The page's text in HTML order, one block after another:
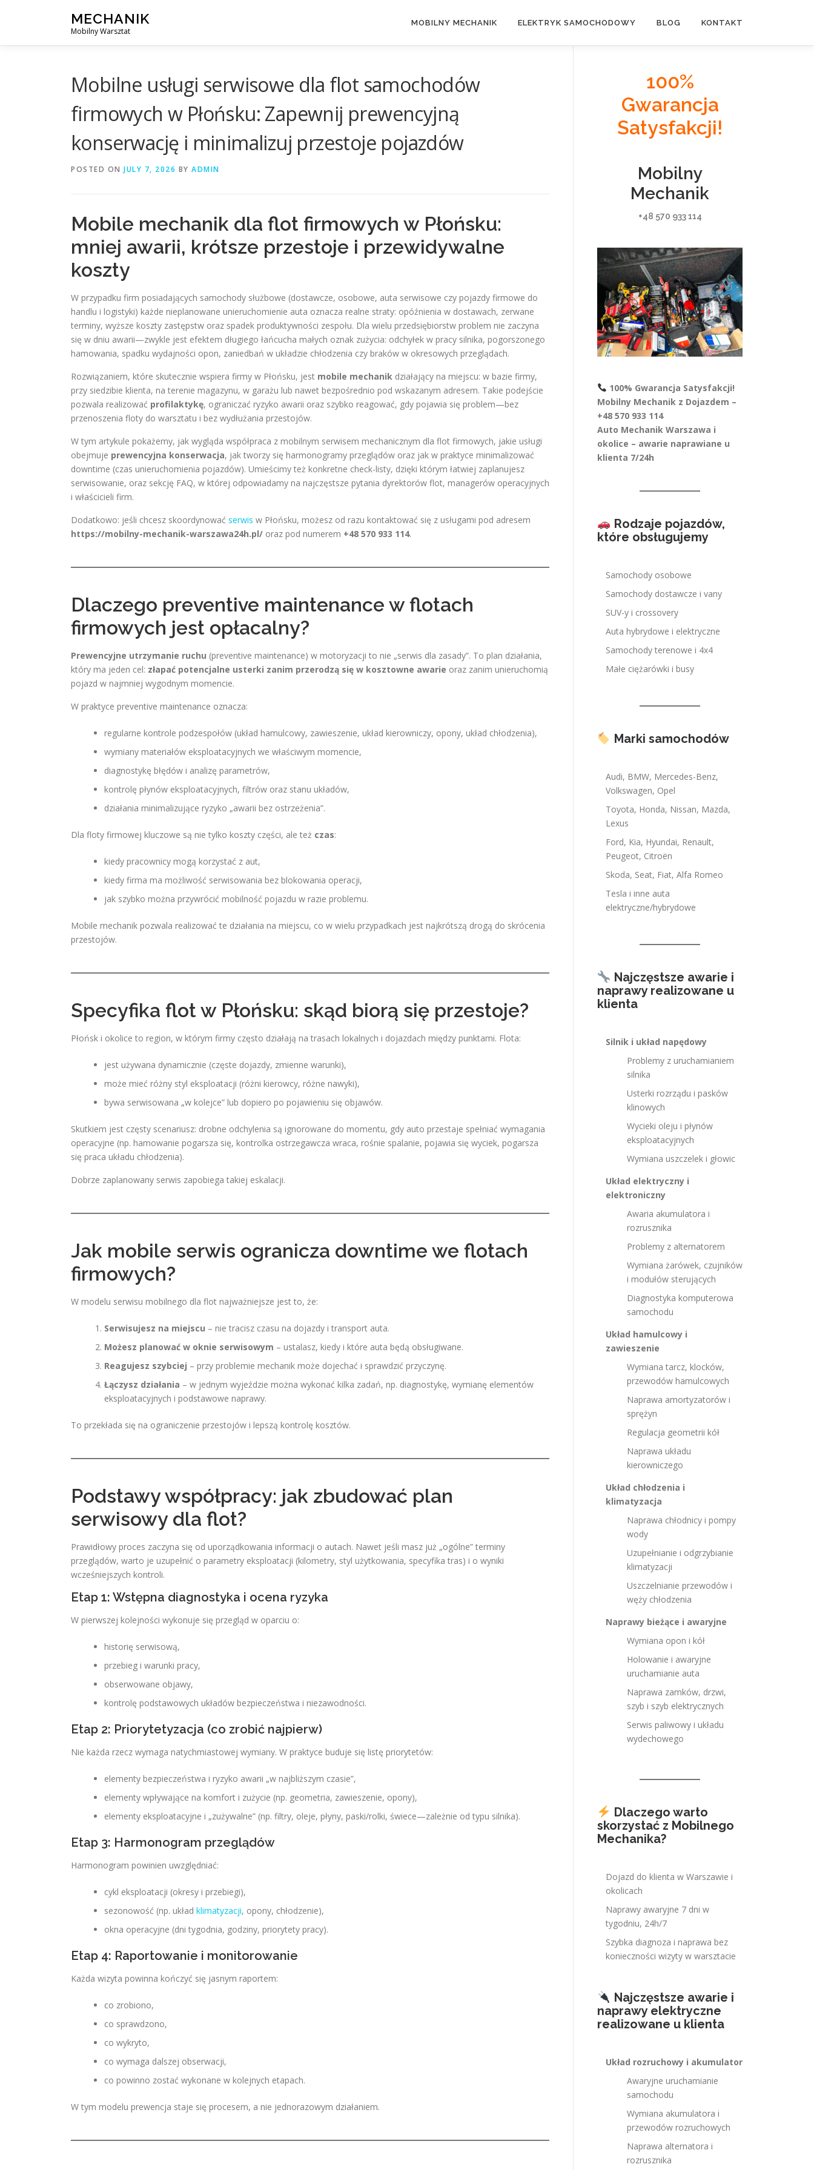
MECHANIK
Mobilny Warsztat
MOBILNY MECHANIK ELEKTRYK SAMOCHODOWY BLOG KONTAKT
Mobilne usługi serwisowe dla flot samochodów
firmowych w Płońsku: Zapewnij prewencyjną
konserwację i minimalizuj przestoje pojazdów
POSTED ON JULY 7, 2026 BY ADMIN
Mobile mechanik dla flot firmowych w Płońsku:
mniej awarii, krótsze przestoje i przewidywalne
koszty
W przypadku firm posiadających samochody służbowe (dostawcze, osobowe, auta serwisowe czy pojazdy firmowe do
handlu i logistyki) każde nieplanowane unieruchomienie auta oznacza realne straty: opóźnienia w dostawach, zerwane
terminy, wyższe koszty zastępstw oraz spadek produktywności zespołu. Dla wielu przedsiębiorstw problem nie zaczyna
się w dniu awarii—zwykle jest efektem długiego łańcucha małych oznak zużycia: odchyłek w pracy silnika, pogorszonego
hamowania, spadku wydajności opon, zaniedbań w układzie chłodzenia czy braków w okresowych przeglądach.
Rozwiązaniem, które skutecznie wspiera firmy w Płońsku, jest mobile mechanik działający na miejscu: w bazie firmy,
przy siedzibie klienta, na terenie magazynu, w garażu lub nawet bezpośrednio pod wskazanym adresem. Takie podejście
pozwala realizować profilaktykę, ograniczać ryzyko awarii oraz szybko reagować, gdy pojawia się problem—bez
przenoszenia floty do warsztatu i bez wydłużania przestojów.
W tym artykule pokażemy, jak wygląda współpraca z mobilnym serwisem mechanicznym dla flot firmowych, jakie usługi
obejmuje prewencyjna konserwacja, jak tworzy się harmonogramy przeglądów oraz jak w praktyce minimalizować
downtime (czas unieruchomienia pojazdów). Umieścimy też konkretne check-listy, dzięki którym łatwiej zaplanujesz
serwisowanie, oraz sekcję FAQ, w której odpowiadamy na najczęstsze pytania dyrektorów flot, managerów operacyjnych
i właścicieli firm.
Dodatkowo: jeśli chcesz skoordynować serwis w Płońsku, możesz od razu kontaktować się z usługami pod adresem
https://mobilny-mechanik-warszawa24h.pl/ oraz pod numerem +48 570 933 114.
Dlaczego preventive maintenance w flotach
firmowych jest opłacalny?
Prewencyjne utrzymanie ruchu (preventive maintenance) w motoryzacji to nie „serwis dla zasady”. To plan działania,
który ma jeden cel: złapać potencjalne usterki zanim przerodzą się w kosztowne awarie oraz zanim unieruchomią
pojazd w najmniej wygodnym momencie.
W praktyce preventive maintenance oznacza:
regularne kontrole podzespołów (układ hamulcowy, zawieszenie, układ kierowniczy, opony, układ chłodzenia),
wymiany materiałów eksploatacyjnych we właściwym momencie,
diagnostykę błędów i analizę parametrów,
kontrolę płynów eksploatacyjnych, filtrów oraz stanu układów,
działania minimalizujące ryzyko „awarii bez ostrzeżenia”.
Dla floty firmowej kluczowe są nie tylko koszty części, ale też czas:
kiedy pracownicy mogą korzystać z aut,
kiedy firma ma możliwość serwisowania bez blokowania operacji,
jak szybko można przywrócić mobilność pojazdu w razie problemu.
Mobile mechanik pozwala realizować te działania na miejscu, co w wielu przypadkach jest najkrótszą drogą do skrócenia
przestojów.
Specyfika flot w Płońsku: skąd biorą się przestoje?
Płońsk i okolice to region, w którym firmy często działają na trasach lokalnych i dojazdach między punktami. Flota:
jest używana dynamicznie (częste dojazdy, zmienne warunki),
może mieć różny styl eksploatacji (różni kierowcy, różne nawyki),
bywa serwisowana „w kolejce” lub dopiero po pojawieniu się objawów.
Skutkiem jest częsty scenariusz: drobne odchylenia są ignorowane do momentu, gdy auto przestaje spełniać wymagania
operacyjne (np. hamowanie pogarsza się, kontrolka ostrzegawcza wraca, rośnie spalanie, pojawia się wyciek, pogarsza
się praca układu chłodzenia).
Dobrze zaplanowany serwis zapobiega takiej eskalacji.
Jak mobile serwis ogranicza downtime we flotach
firmowych?
W modelu serwisu mobilnego dla flot najważniejsze jest to, że:
Serwisujesz na miejscu – nie tracisz czasu na dojazdy i transport auta.
Możesz planować w oknie serwisowym – ustalasz, kiedy i które auta będą obsługiwane.
Reagujesz szybciej – przy problemie mechanik może dojechać i sprawdzić przyczynę.
Łączysz działania – w jednym wyjeździe można wykonać kilka zadań, np. diagnostykę, wymianę elementów
eksploatacyjnych i podstawowe naprawy.
To przekłada się na ograniczenie przestojów i lepszą kontrolę kosztów.
Podstawy współpracy: jak zbudować plan
serwisowy dla flot?
Prawidłowy proces zaczyna się od uporządkowania informacji o autach. Nawet jeśli masz już „ogólne” terminy
przeglądów, warto je uzupełnić o parametry eksploatacji (kilometry, styl użytkowania, specyfika tras) i o wyniki
wcześniejszych kontroli.
Etap 1: Wstępna diagnostyka i ocena ryzyka
W pierwszej kolejności wykonuje się przegląd w oparciu o:
historię serwisową,
przebieg i warunki pracy,
obserwowane objawy,
kontrolę podstawowych układów bezpieczeństwa i niezawodności.
Etap 2: Priorytetyzacja (co zrobić najpierw)
Nie każda rzecz wymaga natychmiastowej wymiany. W praktyce buduje się listę priorytetów:
elementy bezpieczeństwa i ryzyko awarii „w najbliższym czasie”,
elementy wpływające na komfort i zużycie (np. geometria, zawieszenie, opony),
elementy eksploatacyjne i „zużywalne” (np. filtry, oleje, płyny, paski/rolki, świece—zależnie od typu silnika).
Etap 3: Harmonogram przeglądów
Harmonogram powinien uwzględniać:
cykl eksploatacji (okresy i przebiegi),
sezonowość (np. układ klimatyzacji, opony, chłodzenie),
okna operacyjne (dni tygodnia, godziny, priorytety pracy).
Etap 4: Raportowanie i monitorowanie
Każda wizyta powinna kończyć się jasnym raportem:
co zrobiono,
co sprawdzono,
co wykryto,
co wymaga dalszej obserwacji,
co powinno zostać wykonane w kolejnych etapach.
W tym modelu prewencja staje się procesem, a nie jednorazowym działaniem.
100%
Gwarancja
Satysfakcji!
Mobilny
Mechanik
+48 570 933 114
100% Gwarancja Satysfakcji!
Mobilny Mechanik z Dojazdem –
+48 570 933 114
Auto Mechanik Warszawa i
okolice – awarie naprawiane u
klienta 7/24h
Rodzaje pojazdów,
które obsługujemy
Samochody osobowe
Samochody dostawcze i vany
SUV-y i crossovery
Auta hybrydowe i elektryczne
Samochody terenowe i 4x4
Małe ciężarówki i busy
Marki samochodów
Audi, BMW, Mercedes-Benz,
Volkswagen, Opel
Toyota, Honda, Nissan, Mazda,
Lexus
Ford, Kia, Hyundai, Renault,
Peugeot, Citroën
Skoda, Seat, Fiat, Alfa Romeo
Tesla i inne auta
elektryczne/hybrydowe
Najczęstsze awarie i
naprawy realizowane u
klienta
Silnik i układ napędowy
Problemy z uruchamianiem
silnika
Usterki rozrządu i pasków
klinowych
Wycieki oleju i płynów
eksploatacyjnych
Wymiana uszczelek i głowic
Układ elektryczny i
elektroniczny
Awaria akumulatora i
rozrusznika
Problemy z alternatorem
Wymiana żarówek, czujników
i modułów sterujących
Diagnostyka komputerowa
samochodu
Układ hamulcowy i
zawieszenie
Wymiana tarcz, klocków,
przewodów hamulcowych
Naprawa amortyzatorów i
sprężyn
Regulacja geometrii kół
Naprawa układu
kierowniczego
Układ chłodzenia i
klimatyzacja
Naprawa chłodnicy i pompy
wody
Uzupełnianie i odgrzybianie
klimatyzacji
Uszczelnianie przewodów i
węży chłodzenia
Naprawy bieżące i awaryjne
Wymiana opon i kół
Holowanie i awaryjne
uruchamianie auta
Naprawa zamków, drzwi,
szyb i szyb elektrycznych
Serwis paliwowy i układu
wydechowego
Dlaczego warto
skorzystać z Mobilnego
Mechanika?
Dojazd do klienta w Warszawie i
okolicach
Naprawy awaryjne 7 dni w
tygodniu, 24h/7
Szybka diagnoza i naprawa bez
konieczności wizyty w warsztacie
Najczęstsze awarie i
naprawy elektryczne
realizowane u klienta
Układ rozruchowy i akumulator
Awaryjne uruchamianie
samochodu
Wymiana akumulatora i
przewodów rozruchowych
Naprawa alternatora i
rozrusznika